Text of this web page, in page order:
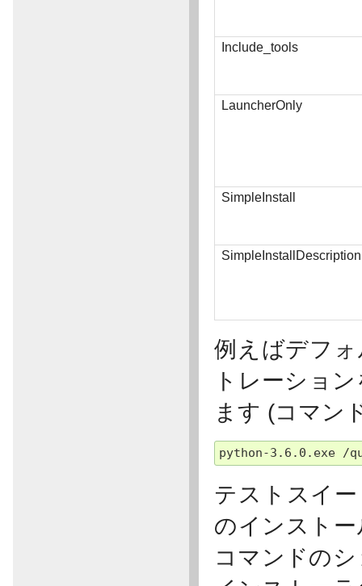
Include_tools
LauncherOnly
SimpleInstall
SimpleInstallDescription
例えばデフ
トレーショ
ます (コマン
テストスイ
のインスト
コマンドの